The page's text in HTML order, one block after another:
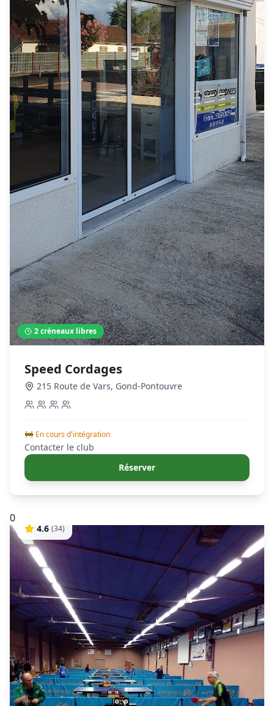
2créneaux libres
Speed Cordages
215 Route de Vars, Gond-Pontouvre
🚧 En cours d'intégration
Contacter le club
Réserver
0
4.6 (34)